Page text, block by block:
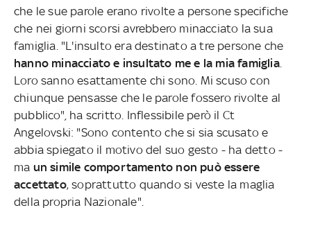
che le sue parole erano rivolte a persone specifiche
che nei giorni scorsi avrebbero minacciato la sua
famiglia. "L'insulto era destinato a tre persone che
hanno minacciato e insultato me e la mia famiglia.
Loro sanno esattamente chi sono. Mi scuso con
chiunque pensasse che le parole fossero rivolte al
pubblico" ha scritto. Inflessibile però il Ct
Angelovski: "Sono contento che si sia scusato e
abbia spiegato il motivo del suo gesto - ha detto -
ma un simile comportamento non può essere
accettato, soprattutto quando si veste la maglia
della propria Nazionale".